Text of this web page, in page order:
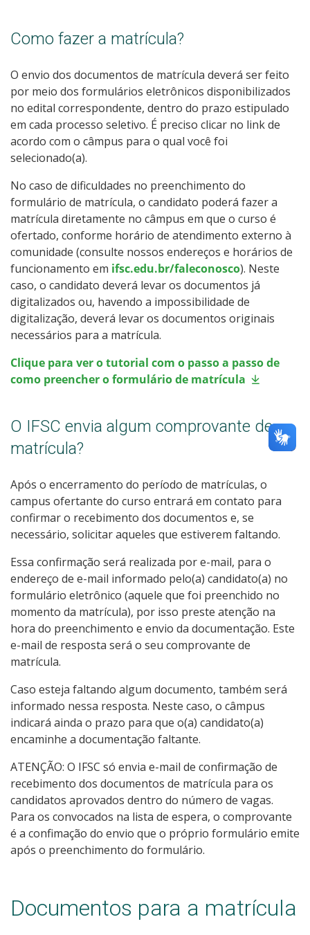
Como fazer a matrícula?
O envio dos documentos de matrícula deverá ser feito
por meio dos formulários eletrônicos disponibilizados
no edital correspondente, dentro do prazo estipulado
em cada processo seletivo. É preciso clicar no link de
acordo com o câmpus para o qual você foi
selecionado(a).
No caso de dificuldades no preenchimento do
formulário de matrícula, o candidato poderá fazer a
matrícula diretamente no câmpus em que o curso é
ofertado, conforme horário de atendimento externo à
comunidade (consulte nossos endereços e horários de
funcionamento em ifsc.edu.br/faleconosco). Neste
caso, o candidato deverá levar os documentos já
digitalizados ou, havendo a impossibilidade de
digitalização, deverá levar os documentos originais
necessários para a matrícula.
Clique para ver o tutorial com o passo a passo de
como preencher o formulário de matrícula
O IFSC envia algum comprovante de
matrícula?
Após o encerramento do período de matrículas, o
campus ofertante do curso entrará em contato para
confirmar o recebimento dos documentos e, se
necessário, solicitar aqueles que estiverem faltando.
Essa confirmação será realizada por e-mail, para o
endereço de e-mail informado pelo(a) candidato(a) no
formulário eletrônico (aquele que foi preenchido no
momento da matrícula), por isso preste atenção na
hora do preenchimento e envio da documentação. Este
e-mail de resposta será o seu comprovante de
matrícula.
Caso esteja faltando algum documento, também será
informado nessa resposta. Neste caso, o câmpus
indicará ainda o prazo para que o(a) candidato(a)
encaminhe a documentação faltante.
ATENÇÃO: O IFSC só envia e-mail de confirmação de
recebimento dos documentos de matrícula para os
candidatos aprovados dentro do número de vagas.
Para os convocados na lista de espera, o comprovante
é a confimação do envio que o próprio formulário emite
após o preenchimento do formulário.
Documentos para a matrícula